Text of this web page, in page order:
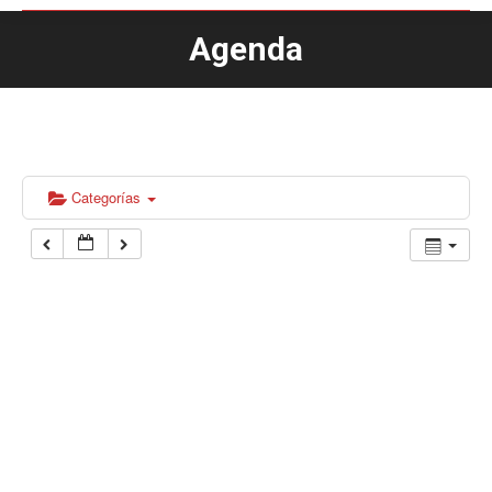
Agenda
Estás aquí:
Categorías